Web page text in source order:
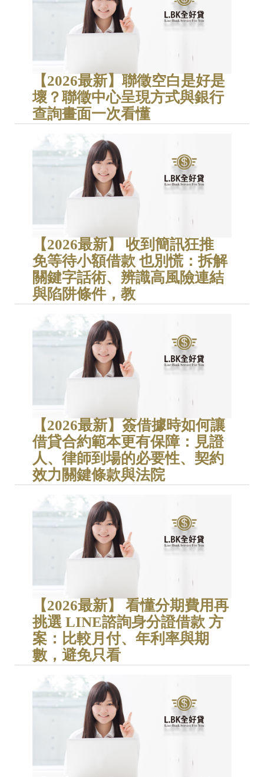
【2026最新】聯徵空白是好是
壞？聯徵中心呈現方式與銀行
查詢畫面一次看懂
【2026最新】 收到簡訊狂推
免等待小額借款 也別慌：拆解
關鍵字話術、辨識高風險連結
與陷阱條件，教
【2026最新】簽借據時如何讓
借貸合約範本更有保障：見證
人、律師到場的必要性、契約
效力關鍵條款與法院
【2026最新】 看懂分期費用再
挑選 LINE諮詢身分證借款 方
案：比較月付、年利率與期
數，避免只看